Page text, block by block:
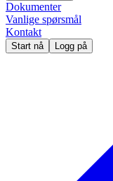
Dokumenter
Vanlige spørsmål
Kontakt
Start nå Logg på